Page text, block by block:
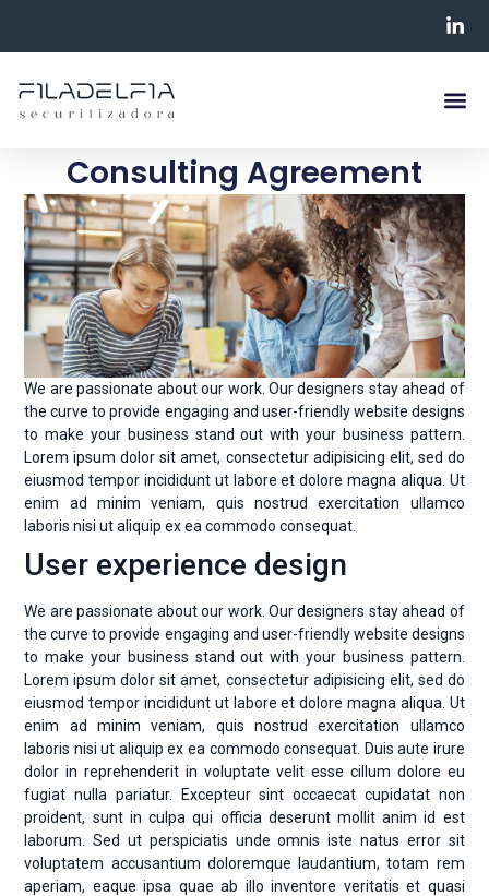
Consulting Agreement
We are passionate about our work. Our designers stay ahead of
the curve to provide engaging and user-friendly website designs
to make your business stand out with your business pattern.
Lorem ipsum dolor sit amet, consectetur adipisicing elit, sed do
eiusmod tempor incididunt ut labore et dolore magna aliqua. Ut
enim ad minim veniam, quis nostrud exercitation ullamco
laboris nisi ut aliquip ex ea commodo consequat.
User experience design
We are passionate about our work. Our designers stay ahead of
the curve to provide engaging and user-friendly website designs
to make your business stand out with your business pattern.
Lorem ipsum dolor sit amet, consectetur adipisicing elit, sed do
eiusmod tempor incididunt ut labore et dolore magna aliqua. Ut
enim ad minim veniam, quis nostrud exercitation ullamco
laboris nisi ut aliquip ex ea commodo consequat. Duis aute irure
dolor in reprehenderit in voluptate velit esse cillum dolore eu
fugiat nulla pariatur. Excepteur sint occaecat cupidatat non
proident, sunt in culpa qui officia deserunt mollit anim id est
laborum. Sed ut perspiciatis unde omnis iste natus error sit
voluptatem accusantium doloremque laudantium, totam rem
aperiam, eaque ipsa quae ab illo inventore veritatis et quasi